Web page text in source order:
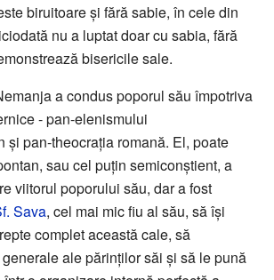
biruitoare și fără sabie, în cele din
nu a luptat doar cu sabia, fără
bisericile sale.
a condus poporul său împotriva
- pan-elenismului
și pan-theocrația romană. El, poate
sau cel puțin semiconștient, a
viitorul poporului său, dar a fost
Sava, cel mai mic fiu al său, să își
complet această cale, să
ale părinților săi și să le pună